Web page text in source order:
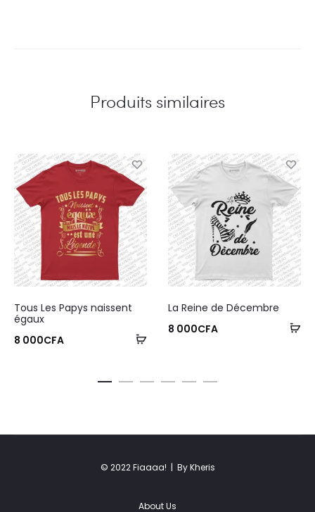
Produits similaires
Tous Les Papys naissent
égaux
8 000CFA
La Reine de Décembre
8 000CFA
© 2022 Fiaaaa! | By Kheris
About Us